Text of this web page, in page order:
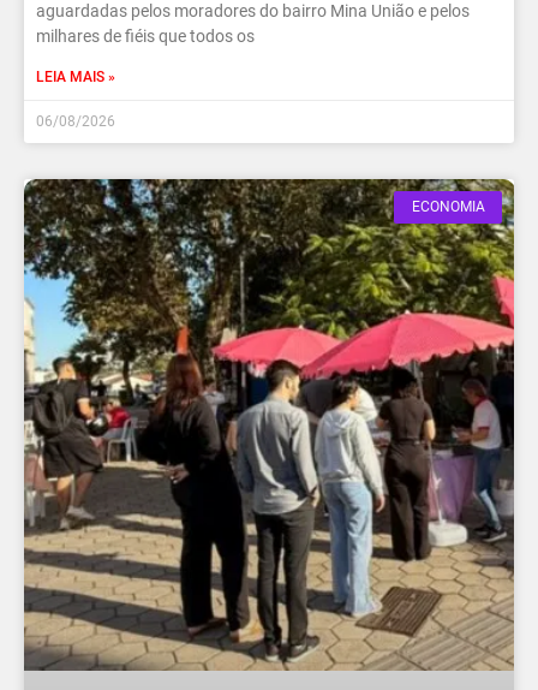
aguardadas pelos moradores do bairro Mina União e pelos
milhares de fiéis que todos os
LEIA MAIS »
06/08/2026
ECONOMIA